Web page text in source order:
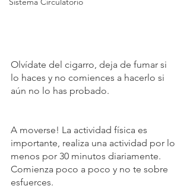
Olvídate del cigarro, deja de fumar si
lo haces y no comiences a hacerlo si
aún no lo has probado.
A moverse! La actividad física es
importante, realiza una actividad por lo
menos por 30 minutos diariamente.
Comienza poco a poco y no te sobre
esfuerces.